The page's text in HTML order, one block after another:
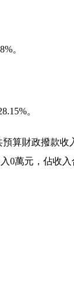
。
。
算財政撥款
0萬元，佔收入